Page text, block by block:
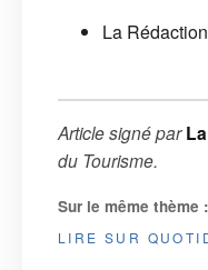
La Rédaction
Article signé par
du Tourisme.
Sur le même thème :
LIRE SUR